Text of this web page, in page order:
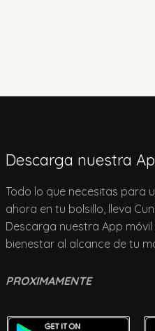
Descarga nuestra
Todo lo que necesitas para
ahora en tu bolsillo, lleva
Descarga nuestra App
bienestar al alcance de tu
PROXIMAMENTE